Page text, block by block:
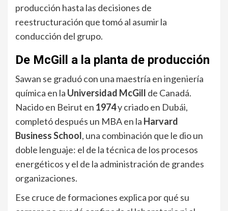
producción hasta las decisiones de
reestructuración que tomó al asumir la
conducción del grupo.
De McGill a la planta de producción
Sawan se graduó con una maestría en ingeniería
química en la Universidad McGill de Canadá.
Nacido en Beirut en 1974y criado en Dubái,
completó después un MBA en la Harvard
Business School, una combinación que le dio un
doble lenguaje: el de la técnica de los procesos
energéticos y el de la administración de grandes
organizaciones.
Ese cruce de formaciones explica por qué su